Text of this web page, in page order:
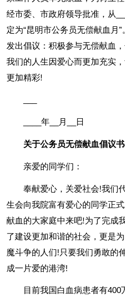
经市委、市政府领导批准，从
定为“昆明市公务员无偿献血月
发出倡议：积极参与无偿献血
我们的人生因爱心而更加充实
更加精彩!
____年__月__日
关于公务员无偿献血倡议
亲爱的同学们：
奉献爱心，关爱社会!我们
生会向我院富有爱心的同学正
献血的大家庭中来吧!为了完成
了建设更加和谐的社会，更是
魔斗争的人们!只要我们勇敢的
成一片爱的港湾!
目前我国白血病患者有